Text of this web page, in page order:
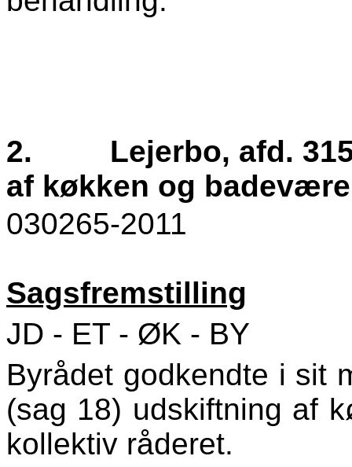
2.
Lejerbo, afd.
af køkken og
030265-2011
Sagsfremstilling
JD - ET - ØK - BY
Byrådet godkendte i sit
(sag 18) udskiftning af
kollektiv råderet.